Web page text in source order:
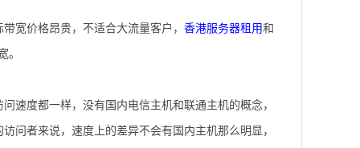
宽价格昂贵，不适合大流量客户， 香港服务器租用和
。
速度都一样，没有国内电信主机和联通主机的概念，
问者来说，速度上的差异不会有国内主机那么明显，